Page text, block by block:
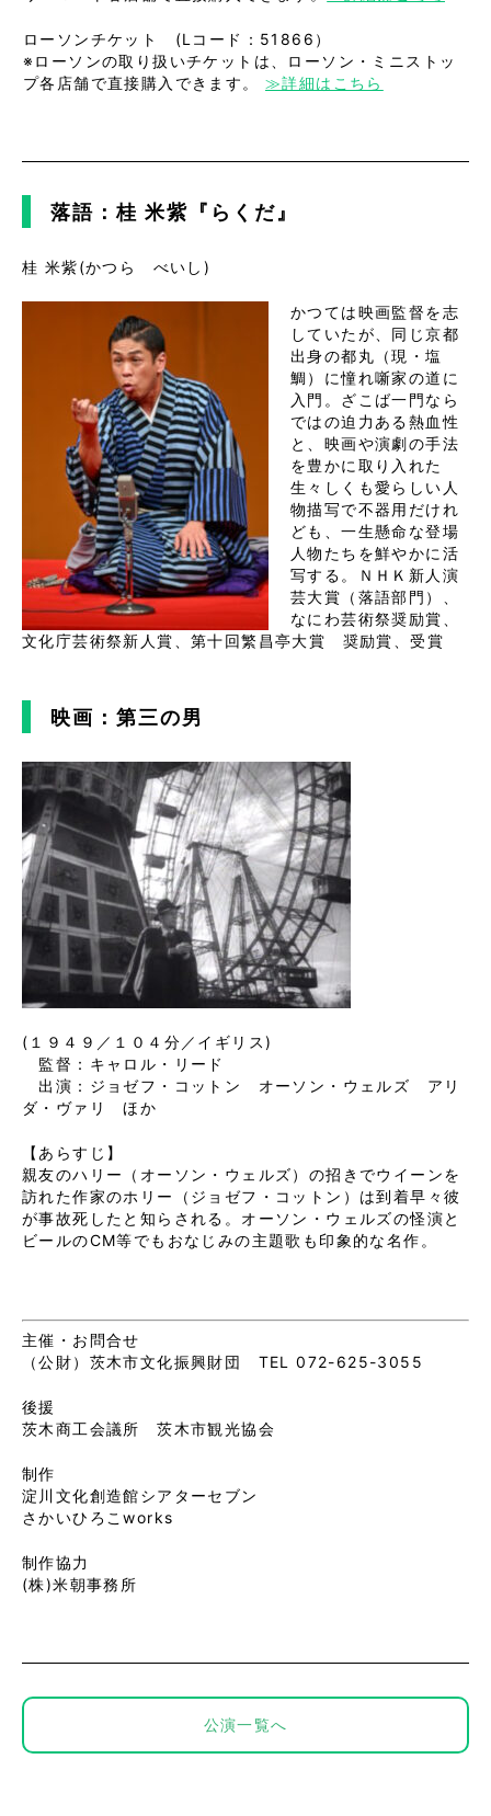
ローソンチケット (Lコード：51866）
※ローソンの取り扱いチケットは、ローソン・ミニストッ
プ各店舗で直接購入できます。 ≫詳細はこちら
落語：桂 米紫『らくだ』
桂 米紫(かつら べいし)
かつては映画監督を志
していたが、同じ京都
出身の都丸（現・塩
鯛）に憧れ噺家の道に
入門。ざこば一門なら
ではの迫力ある熱血性
と、映画や演劇の手法
を豊かに取り入れた
生々しくも愛らしい人
物描写で不器用だけれ
ども、一生懸命な登場
人物たちを鮮やかに活
写する。ＮＨＫ新人演
芸大賞（落語部門）、
なにわ芸術祭奨励賞、
文化庁芸術祭新人賞、第十回繁昌亭大賞 奨励賞、受賞
映画：第三の男
(１９４９／１０４分／イギリス)
監督：キャロル・リード
出演：ジョゼフ・コットン オーソン・ウェルズ アリ
ダ・ヴァリ ほか
【あらすじ】
親友のハリー（オーソン・ウェルズ）の招きでウイーンを
訪れた作家のホリー（ジョゼフ・コットン）は到着早々彼
が事故死したと知らされる。オーソン・ウェルズの怪演と
ビールのCM等でもおなじみの主題歌も印象的な名作。
主催・お問合せ
（公財）茨木市文化振興財団 TEL 072-625-3055
後援
茨木商工会議所 茨木市観光協会
制作
淀川文化創造館シアターセブン
さかいひろこworks
制作協力
(株)米朝事務所
公演一覧へ